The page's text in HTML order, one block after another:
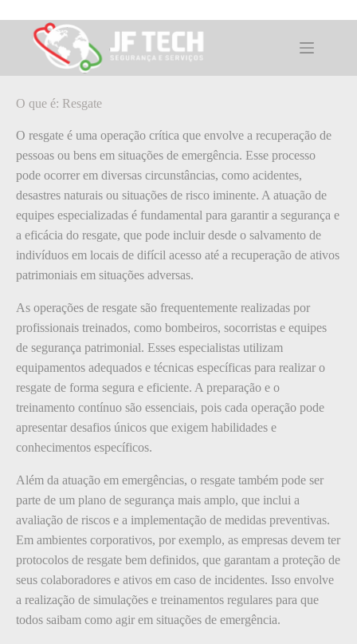
para
conteúdoO que é: Resgate
O que é: Resgate
O resgate é uma operação crítica que envolve a recuperação de
pessoas ou bens em situações de emergência. Esse processo
pode ocorrer em diversas circunstâncias, como acidentes,
desastres naturais ou situações de risco iminente. A atuação de
equipes especializadas é fundamental para garantir a segurança e
a eficácia do resgate, que pode incluir desde o salvamento de
indivíduos em locais de difícil acesso até a recuperação de ativos
patrimoniais em situações adversas.
As operações de resgate são frequentemente realizadas por
profissionais treinados, como bombeiros, socorristas e equipes
de segurança patrimonial. Esses especialistas utilizam
equipamentos adequados e técnicas específicas para realizar o
resgate de forma segura e eficiente. A preparação e o
treinamento contínuo são essenciais, pois cada operação pode
apresentar desafios únicos que exigem habilidades e
conhecimentos específicos.
Além da atuação em emergências, o resgate também pode ser
parte de um plano de segurança mais amplo, que inclui a
avaliação de riscos e a implementação de medidas preventivas.
Em ambientes corporativos, por exemplo, as empresas devem ter
protocolos de resgate bem definidos, que garantam a proteção de
seus colaboradores e ativos em caso de incidentes. Isso envolve
a realização de simulações e treinamentos regulares para que
todos saibam como agir em situações de emergência.